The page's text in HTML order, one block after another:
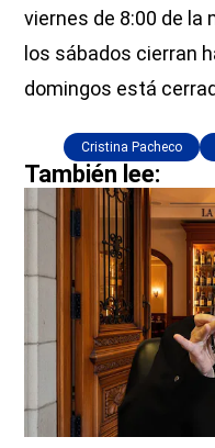
viernes de 8:00 de la
los sábados cierran
domingos está
Cristina Pacheco
También lee: